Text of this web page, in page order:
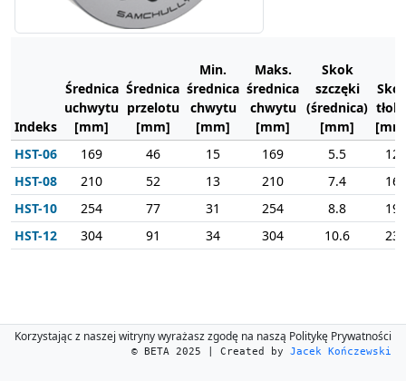
Indeks
Średnica
uchwytu
[mm]
Średnica
przelotu
[mm]
Min.
średnica
chwytu
[mm]
Maks.
średnica
chwytu
[mm]
Skok
szczęki
(średnica)
[mm]
HST-06
169 46 15 169 5.5
12
HST-08
210 52 13 210 7.4
16
HST-10
254 77 31 254 8.8
19
HST-12
304 91 34 304 10.6 23
Korzystając z naszej witryny wyrażasz zgodę na naszą Politykę Prywatności
© BETA 2025 | Created by Jacek Kończewski